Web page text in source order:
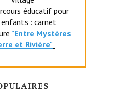
éducatif pour
: carnet
"Entre Mystères
et Rivière"